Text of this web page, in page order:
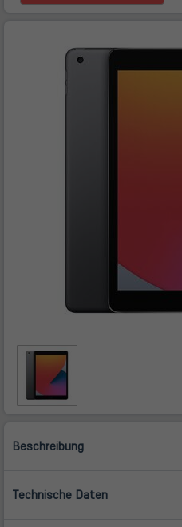
Beschreibung
Technische Daten